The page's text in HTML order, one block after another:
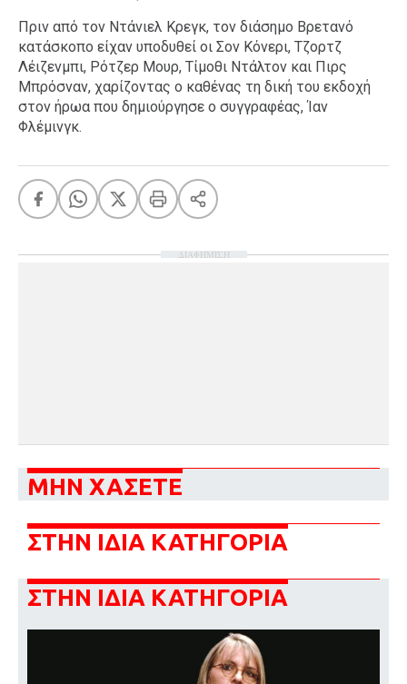
Πριν από τον Ντάνιελ Κρεγκ, τον διάσημο Βρετανό
κατάσκοπο είχαν υποδυθεί οι Σον Κόνερι, Τζορτζ
Λέιζενμπι, Ρότζερ Μουρ, Τίμοθι Ντάλτον και Πιρς
Μπρόσναν, χαρίζοντας ο καθένας τη δική του εκδοχή
στον ήρωα που δημιούργησε ο συγγραφέας, Ίαν
Φλέμινγκ.
ΔΙΑΦΗΜΙΣΗ
ΜΗΝ ΧΑΣΕΤΕ
ΣΤΗΝ ΙΔΙΑ ΚΑΤΗΓΟΡΙΑ
ΣΤΗΝ ΙΔΙΑ ΚΑΤΗΓΟΡΙΑ